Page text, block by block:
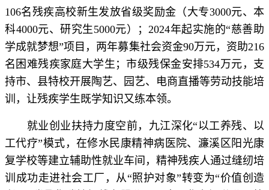
106名残疾高校新生发放省级奖励金（大专3000元、本
科4000元、研究生5000元）；2024年起实施的“慈善助
学成就梦想”项目，两年募集社会资金90万元，资助216
名困难残疾家庭大学生；市级残保金安排534万元，支
持市、县特校开展陶艺、园艺、电商直播等劳动技能培
训，让残疾学生既学知识又练本领。
就业创业扶持力度空前，九江深化“以工养残、以
工代疗”模式，在修水民康精神病医院、濂溪区阳光康
复学校等建立辅助性就业车间，精神残疾人通过缝纫培
训成功走进社会工厂，从“照护对象”转变为“价值创造